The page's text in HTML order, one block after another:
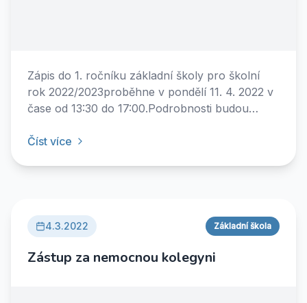
Zápis do 1. ročníku základní školy pro školní
rok 2022/2023proběhne v pondělí 11. 4. 2022 v
čase od 13:30 do 17:00.Podrobnosti budou
Číst více
4.3.2022 Základní škola
Zástup za nemocnou kolegyni